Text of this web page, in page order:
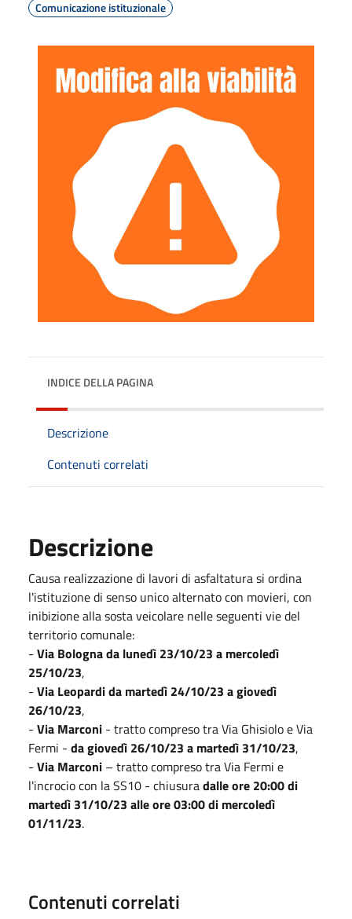
Comunicazione istituzionale
INDICE DELLA PAGINA
Descrizione
Contenuti correlati
Descrizione
Causa realizzazione di lavori di asfaltatura si ordina
l'istituzione di senso unico alternato con movieri, con
inibizione alla sosta veicolare nelle seguenti vie del
territorio comunale:
- Via Bologna da lunedì 23/10/23 a mercoledì
25/10/23,
- Via Leopardi da martedì 24/10/23 a giovedì
26/10/23,
- Via Marconi - tratto compreso tra Via Ghisiolo e Via
Fermi - da giovedì 26/10/23 a martedì 31/10/23,
- Via Marconi – tratto compreso tra Via Fermi e
l'incrocio con la SS10 - chiusuradalle ore 20:00 di
martedì 31/10/23 alle ore 03:00 di mercoledì
01/11/23.
Contenuti correlati